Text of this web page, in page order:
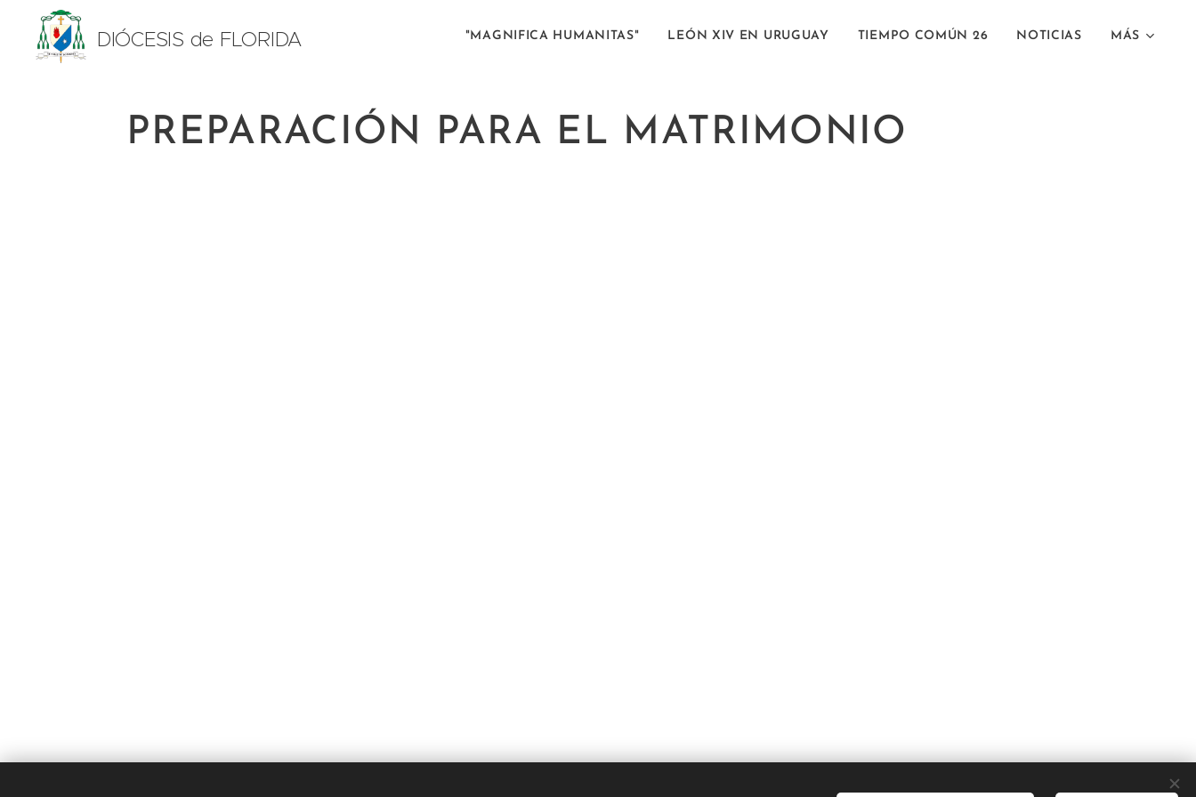
DIÓCESIS de FLORIDA "MAGNIFICA HUMANITAS" LEÓN XIV EN URUGUAY TIEMPO COMÚN 26 NOTICIAS MÁS
PREPARACIÓN PARA EL MATRIMONIO